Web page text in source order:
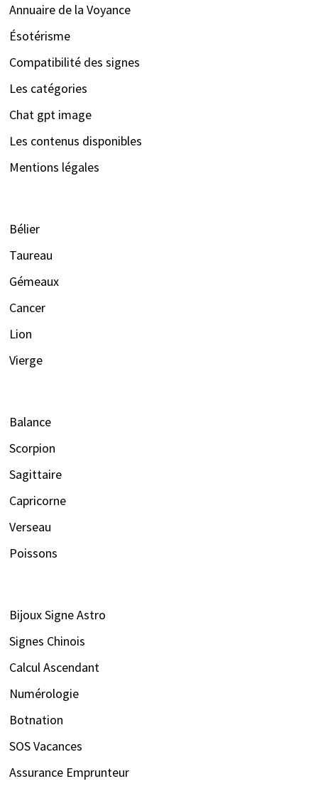
Annuaire de la Voyance
Ésotérisme
Compatibilité des signes
Les catégories
Chat gpt image
Les contenus disponibles
Mentions légales
Bélier
Taureau
Gémeaux
Cancer
Lion
Vierge
Balance
Scorpion
Sagittaire
Capricorne
Verseau
Poissons
Bijoux Signe Astro
Signes Chinois
Calcul Ascendant
Numérologie
Botnation
SOS Vacances
Assurance Emprunteur